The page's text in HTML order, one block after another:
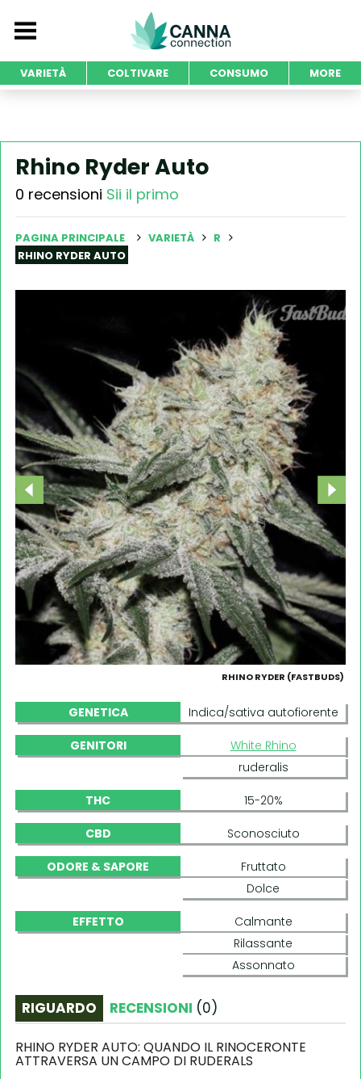
VARIETÀ COLTIVARE CONSUMO MORE
Rhino Ryder Auto
0 recensioni Sii il primo
PAGINA PRINCIPALE VARIETÀ
R
RHINO RYDER AUTO
RHINO RYDER (FASTBUDS)
GENETICA Indica/sativa autofiorente
GENITORI
White Rhino
ruderalis
THC 15-20%
CBD Sconosciuto
ODORE & SAPORE
Fruttato
Dolce
EFFETTO
Calmante
Rilassante
Assonnato
RIGUARDO RECENSIONI (0)
RHINO RYDER AUTO: QUANDO IL RINOCERONTE
ATTRAVERSA UN CAMPO DI RUDERALS